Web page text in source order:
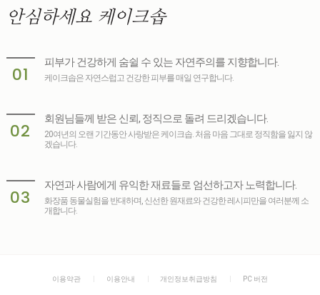
안심하세요 케이크솝
01
피부가 건강하게 숨쉴 수 있는 자연주의를 지향합니다.
케이크솝은 자연스럽고 건강한 피부를 매일 연구합니다.
02
회원님들께 받은 신뢰, 정직으로 돌려 드리겠습니다.
20여년의 오랜 기간동안 사랑받은 케이크솝. 처음 마음 그대로 정직함을 잃지 않
겠습니다.
03
자연과 사람에게 유익한 재료들로 엄선하고자 노력합니다.
화장품 동물실험을 반대하며, 신선한 원재료와 건강한 레시피만을 여러분께 소
개합니다.
이용약관 이용안내 개인정보취급방침 PC 버전